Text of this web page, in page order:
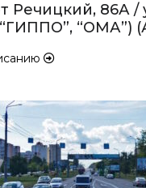
Речицкий, 86А /
“ОМА”)